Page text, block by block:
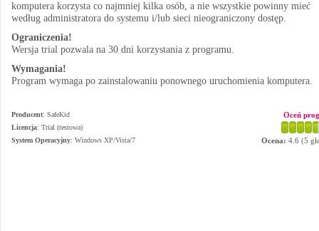
komputera korzysta co najmniej kilka osób, a nie wszystkie powinny mieć
według administratora do systemu i/lub sieci nieograniczony dostęp.
Ograniczenia!
Wersja trial pozwala na 30 dni korzystania z programu.
Wymagania!
Program wymaga po zainstalowaniu ponownego uruchomienia komputera.
Producent: SafeKid
Licencja: Trial (testowa)
System Operacyjny: Windows XP/Vista/7
Oceń
Ocena: 4.6 (5